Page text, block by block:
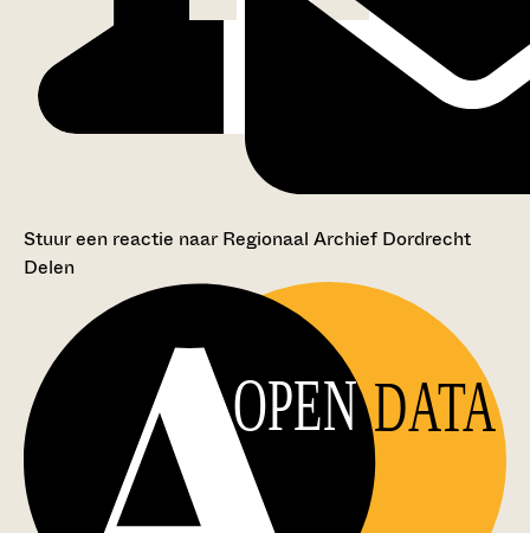
Stuur een reactie naar Regionaal Archief Dordrecht
Delen
OPEN DATA